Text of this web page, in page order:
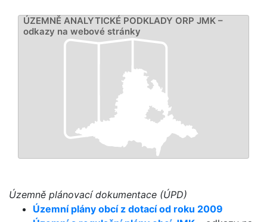
ÚZEMNĚ ANALYTICKÉ PODKLADY ORP JMK –
odkazy na webové stránky
Územně plánovací dokumentace (ÚPD)
Územní plány obcí z dotací od roku 2009